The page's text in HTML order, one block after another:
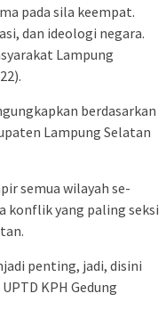
pada sila keempat.
dan ideologi negara.
Lampung
berdasarkan
Lampung Selatan
semua wilayah se-
konflik yang paling seksi
penting, jadi, disini
KPH Gedung